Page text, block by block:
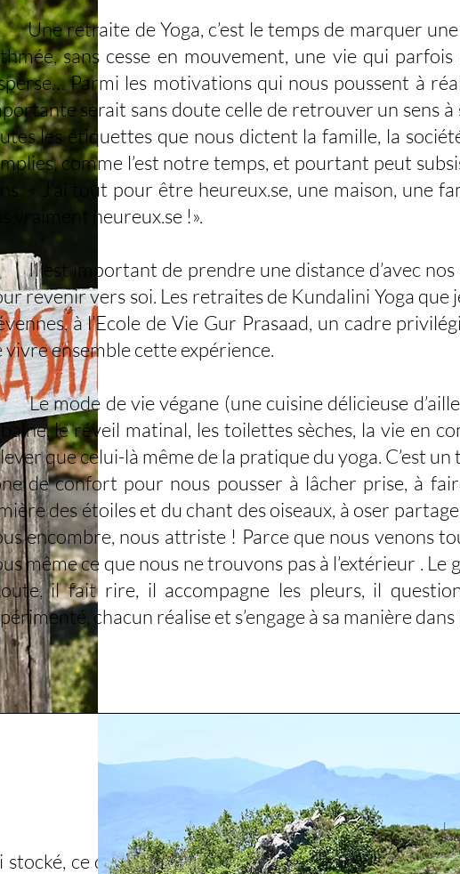
retraite de Yoga, c’est le temps de marquer une
sans cesse en mouvement, une vie qui parfois
Parmi les motivations qui nous poussent à
serait sans doute celle de retrouver un sens à
les étiquettes que nous dictent la famille, la
comme l’est notre temps, et pourtant peut
« J’ai tout pour être heureux.se, une maison, une
vraiment heureux.se !».
important de prendre une distance d’avec nos
revenir vers soi. Les retraites de Kundalini Yoga que
à l’Ecole de Vie Gur Prasaad, un cadre
vivre ensemble cette expérience.
mode de vie végane (une cuisine délicieuse
le réveil matinal, les toilettes sèches, la vie en
que celui-là même de la pratique du yoga. C’est
de confort pour nous pousser à lâcher prise, à
des étoiles et du chant des oiseaux, à oser
encombre, nous attriste ! Parce que nous venons
même ce que nous ne trouvons pas à l’extérieur .
il fait rire, il accompagne les pleurs, il
chacun réalise et s’engage à sa manière
ce qui n’a